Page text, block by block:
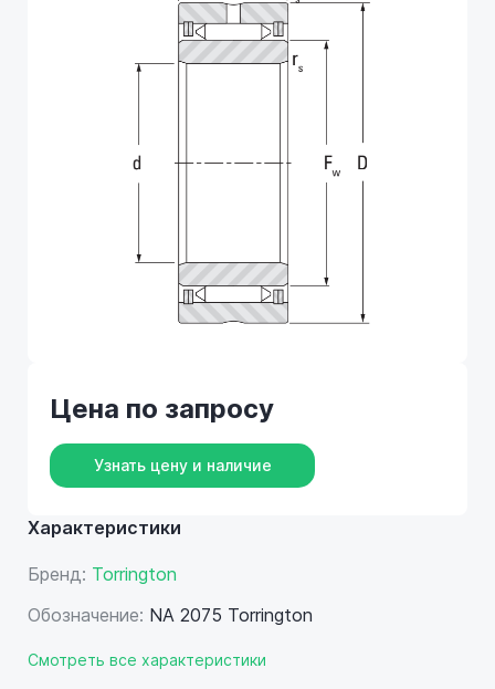
Характеристики
Бренд: Torrington
Обозначение: NA 2075 Torrington
Смотреть все характеристики
Цена по запросу
Узнать цену и наличие